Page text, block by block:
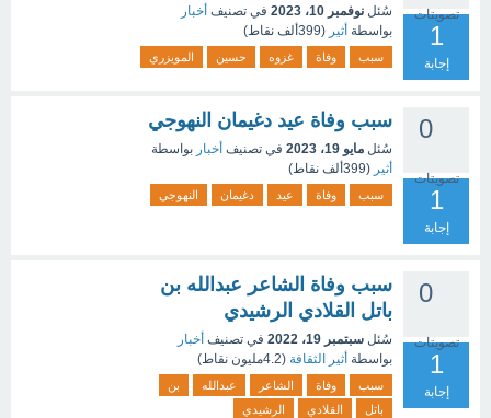
تصويتات
1
إجابة
سُئل نوفمبر 10، 2023 في تصنيف أخبار
بواسطة أثير (399ألف نقاط)
سبب وفاة غزوه حسين المويزري
0
تصويتات
1
إجابة
سبب وفاة عيد دغيمان النهوجي
سُئل مايو 19، 2023 في تصنيف أخبار بواسطة
أثير (399ألف نقاط)
سبب وفاة عيد دغيمان النهوجي
0
تصويتات
1
إجابة
سبب وفاة الشاعر عبدالله بن
باتل القلادي الرشيدي
سُئل سبتمبر 19، 2022 في تصنيف أخبار
بواسطة أثير الثقافة (4.2مليون نقاط)
سبب وفاة الشاعر عبدالله
بن
باتل
القلادي الرشيدي